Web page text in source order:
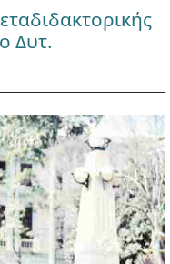
Δυτ.